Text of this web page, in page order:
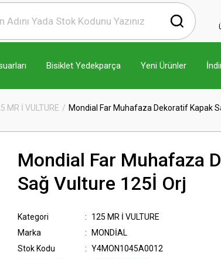
Bisiklet Yedekparça Yeni Ürünler
MR İ VULTURE Mondial Far Muhafaza Dekoratif Kapak
Mondial Far Muhafaza
Sağ Vulture 125İ Orj
Kategori
125 MR İ VULTURE
Marka
MONDİAL
Stok Kodu
Y4MON1045A0012